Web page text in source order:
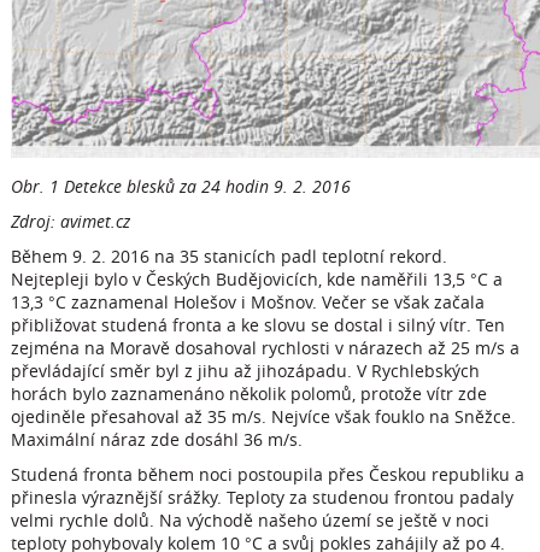
Obr. 1 Detekce blesků za 24 hodin 9. 2. 2016
Zdroj: avimet.cz
Během 9. 2. 2016 na 35 stanicích padl teplotní rekord.
Nejtepleji bylo v Českých Budějovicích, kde naměřili 13,5 °C a
13,3 °C zaznamenal Holešov i Mošnov. Večer se však začala
přibližovat studená fronta a ke slovu se dostal i silný vítr. Ten
zejména na Moravě dosahoval rychlosti v nárazech až 25 m/s a
převládající směr byl z jihu až jihozápadu. V Rychlebských
horách bylo zaznamenáno několik polomů, protože vítr zde
ojediněle přesahoval až 35 m/s. Nejvíce však fouklo na Sněžce.
Maximální náraz zde dosáhl 36 m/s.
Studená fronta během noci postoupila přes Českou republiku a
přinesla výraznější srážky. Teploty za studenou frontou padaly
velmi rychle dolů. Na východě našeho území se ještě v noci
teploty pohybovaly kolem 10 °C a svůj pokles zahájily až po 4.